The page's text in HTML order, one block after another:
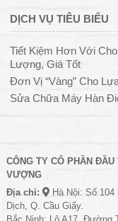
DỊCH VỤ TIÊU BIỂU
Tiết Kiệm Hơn Với
Lượng, Giá Tốt
Đơn Vị “Vàng” Cho
Sửa Chữa Máy Hàn
CÔNG TY CỔ PHẦN
VƯỢNG
Địa chỉ:
Hà Nội: Số 104
Dịch, Q. Cầu Giấy.